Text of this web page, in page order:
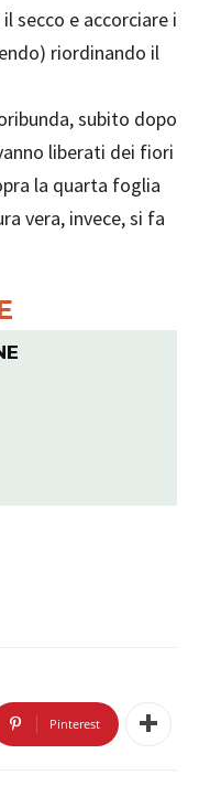
secco e accorciare i
riordinando il
subito dopo
liberati dei fiori
la quarta foglia
vera, invece, si fa
Pinterest